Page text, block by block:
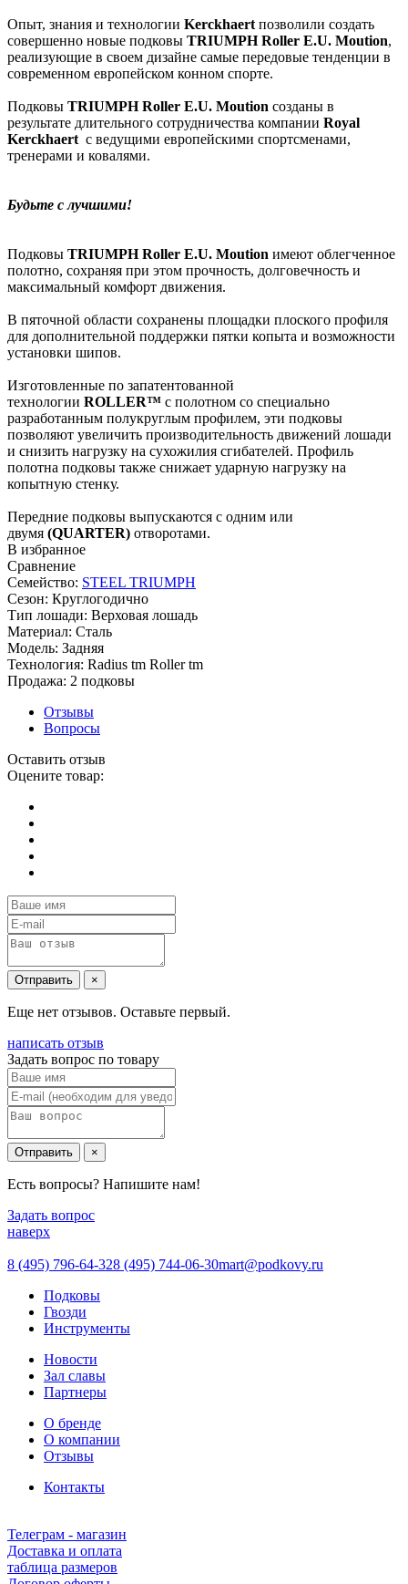
Опыт, знания и технологии Kerckhaert позволили создать
совершенно новые подковы TRIUMPH Roller E.U. Moution,
реализующие в своем дизайне самые передовые тенденции в
современном европейском конном спорте.
Подковы TRIUMPH Roller E.U. Moution созданы в
результате длительного сотрудничества компании Royal
Kerckhaert с ведущими европейскими спортсменами,
тренерами и ковалями.
Будьте с лучшими!
Подковы TRIUMPH Roller E.U. Moution имеют облегченное
полотно, сохраняя при этом прочность, долговечность и
максимальный комфорт движения.
В пяточной области сохранены площадки плоского профиля
для дополнительной поддержки пятки копыта и возможности
установки шипов.
Изготовленные по запатентованной
технологии ROLLER™ с полотном со специально
разработанным полукруглым профилем, эти подковы
позволяют увеличить производительность движений лошади
и снизить нагрузку на сухожилия сгибателей. Профиль
полотна подковы также снижает ударную нагрузку на
копытную стенку.
Передние подковы выпускаются с одним или
двумя (QUARTER) отворотами.
В избранное
Сравнение
Семейство: STEEL TRIUMPH
Сезон: Круглогодично
Тип лошади: Верховая лошадь
Материал: Сталь
Модель: Задняя
Технология: Radius tm Roller tm
Продажа: 2 подковы
Отзывы
Вопросы
Оставить отзыв
Оцените товар:
Отправить ×
Еще нет отзывов. Оставьте первый.
написать отзыв
Задать вопрос по товару
Отправить ×
Есть вопросы? Напишите нам!
Задать вопрос
наверх
8 (495) 796-64-328 (495) 744-06-30mart@podkovy.ru
Подковы
Гвозди
Инструменты
Новости
Зал славы
Партнеры
О бренде
О компании
Отзывы
Контакты
Телеграм - магазин
Доставка и оплата
таблица размеров